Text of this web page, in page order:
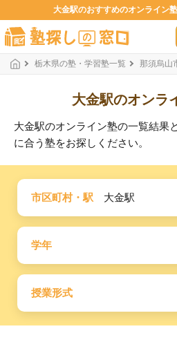
大金駅のおすすめのオンライン
栃木県の塾・学習塾一覧 那須烏山
大金駅のオンラ
大金駅のオンライン塾の一覧結果
に合う塾をお探しください。
市区町村・駅 大金駅
学年
授業形式